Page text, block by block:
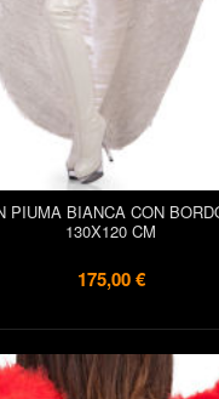
PIUMA BIANCA CON
130X120 CM
175,00 €